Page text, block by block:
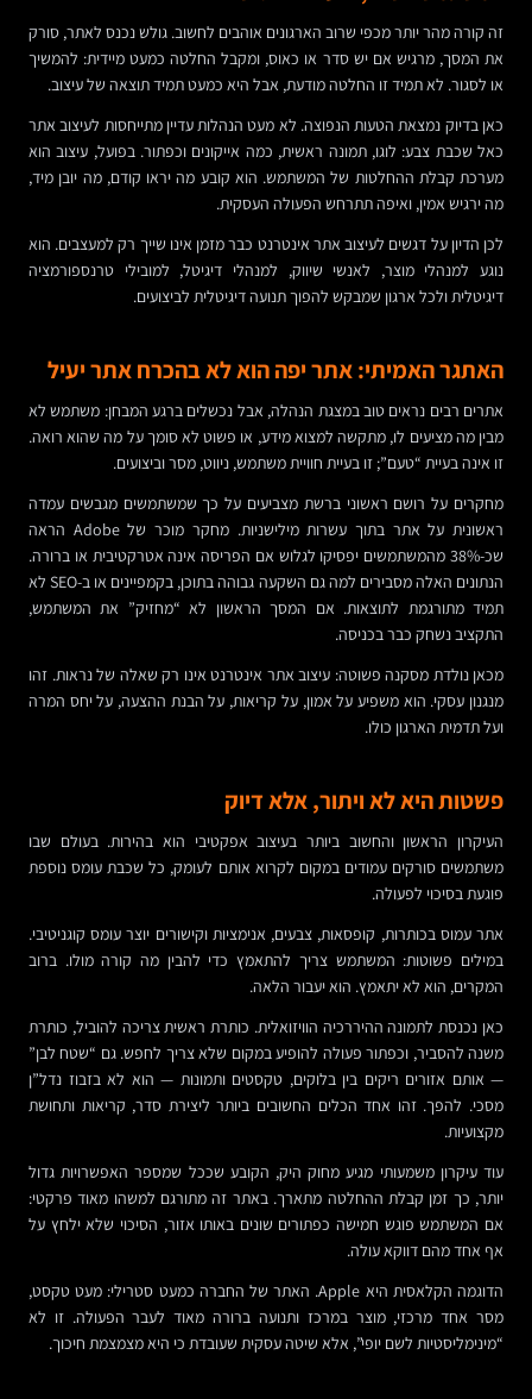
זה קורה מהר יותר מכפי שרוב הארגונים אוהבים לחשוב. גולש נכנס לאתר, סורק
את המסך, מרגיש אם יש סדר או כאוס, ומקבל החלטה כמעט מיידית: להמשיך
או לסגור. לא תמיד זו החלטה מודעת, אבל היא כמעט תמיד תוצאה של עיצוב.
כאן בדיוק נמצאת הטעות הנפוצה. לא מעט הנהלות עדיין מתייחסות לעיצוב אתר
כאל שכבת צבע: לוגו, תמונה ראשית, כמה אייקונים וכפתור. בפועל, עיצוב הוא
מערכת קבלת ההחלטות של המשתמש. הוא קובע מה יראו קודם, מה יובן מיד,
מה ירגיש אמין, ואיפה תתרחש הפעולה העסקית.
לכן הדיון על דגשים לעיצוב אתר אינטרנט כבר מזמן אינו שייך רק למעצבים. הוא
נוגע למנהלי מוצר, לאנשי שיווק, למנהלי דיגיטל, למובילי טרנספורמציה
דיגיטלית ולכל ארגון שמבקש להפוך תנועה דיגיטלית לביצועים.
האתגר האמיתי: אתר יפה הוא לא בהכרח אתר יעיל
אתרים רבים נראים טוב במצגת הנהלה, אבל נכשלים ברגע המבחן: משתמש לא
מבין מה מציעים לו, מתקשה למצוא מידע, או פשוט לא סומך על מה שהוא רואה.
זו אינה בעיית “טעם”; זו בעיית חוויית משתמש, ניווט, מסר וביצועים.
מחקרים על רושם ראשוני ברשת מצביעים על כך שמשתמשים מגבשים עמדה
ראשונית על אתר בתוך עשרות מילישניות. מחקר מוכר של Adobe הראה
שכ-38% מהמשתמשים יפסיקו לגלוש אם הפריסה אינה אטרקטיבית או ברורה.
הנתונים האלה מסבירים למה גם השקעה גבוהה בתוכן, בקמפיינים או ב-SEO לא
תמיד מתורגמת לתוצאות. אם המסך הראשון לא “מחזיק” את המשתמש,
התקציב נשחק כבר בכניסה.
מכאן נולדת מסקנה פשוטה: עיצוב אתר אינטרנט אינו רק שאלה של נראות. זהו
מנגנון עסקי. הוא משפיע על אמון, על קריאות, על הבנת ההצעה, על יחס המרה
ועל תדמית הארגון כולו.
פשטות היא לא ויתור, אלא דיוק
העיקרון הראשון והחשוב ביותר בעיצוב אפקטיבי הוא בהירות. בעולם שבו
משתמשים סורקים עמודים במקום לקרוא אותם לעומק, כל שכבת עומס נוספת
פוגעת בסיכוי לפעולה.
אתר עמוס בכותרות, קופסאות, צבעים, אנימציות וקישורים יוצר עומס קוגניטיבי.
במילים פשוטות: המשתמש צריך להתאמץ כדי להבין מה קורה מולו. ברוב
המקרים, הוא לא יתאמץ. הוא יעבור הלאה.
כאן נכנסת לתמונה ההיררכיה הוויזואלית. כותרת ראשית צריכה להוביל, כותרת
משנה להסביר, וכפתור פעולה להופיע במקום שלא צריך לחפש. גם “שטח לבן”
— אותם אזורים ריקים בין בלוקים, טקסטים ותמונות — הוא לא בזבוז נדל”ן
מסכי. להפך. זהו אחד הכלים החשובים ביותר ליצירת סדר, קריאות ותחושת
מקצועיות.
עוד עיקרון משמעותי מגיע מחוק היק, הקובע שככל שמספר האפשרויות גדול
יותר, כך זמן קבלת ההחלטה מתארך. באתר זה מתורגם למשהו מאוד פרקטי:
אם המשתמש פוגש חמישה כפתורים שונים באותו אזור, הסיכוי שלא ילחץ על
אף אחד מהם דווקא עולה.
הדוגמה הקלאסית היא Apple. האתר של החברה כמעט סטרילי: מעט טקסט,
מסר אחד מרכזי, מוצר במרכז ותנועה ברורה מאוד לעבר הפעולה. זו לא
“מינימליסטיות לשם יופי”, אלא שיטה עסקית שעובדת כי היא מצמצמת חיכוך.